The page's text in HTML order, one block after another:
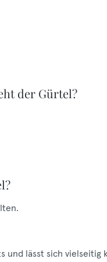
der Gürtel?
und lässt sich vielseitig